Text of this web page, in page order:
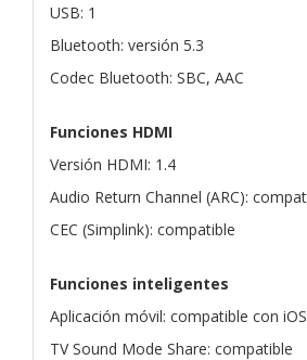
USB: 1
Bluetooth: versión 5.3
Codec Bluetooth: SBC, AAC
Funciones HDMI
Versión HDMI: 1.4
Audio Return Channel (ARC):
CEC (Simplink): compatible
Funciones inteligentes
Aplicación móvil: compatible con
TV Sound Mode Share: compatible